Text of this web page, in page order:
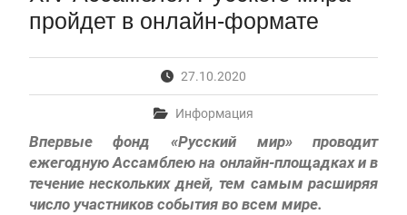
Первый канал, 28.07.2026. Часть 1-3
Вячеслав Никонов в программе «Большая игра» —
Конкурсные списки лиц, прошедших
вступительные испытания в МГУ имени
М.В.Ломоносова в 2026 году по каждому
конкурсу (ранжированные списки поступающих)
Вячеслав Никонов в программе «Большая игра» —
Первый канал, 24.07.2026. Часть 1-2
Вячеслав Никонов в программе «Большая игра» —
Первый канал, 06.08.2026. Часть 1-3
пройдет в онлайн-формате
27.10.2020
Информация
Впервые фонд «Русский мир» проводит
ежегодную Ассамблею на онлайн-площадках и в
течение нескольких дней, тем самым расширяя
число участников события во всем мире.